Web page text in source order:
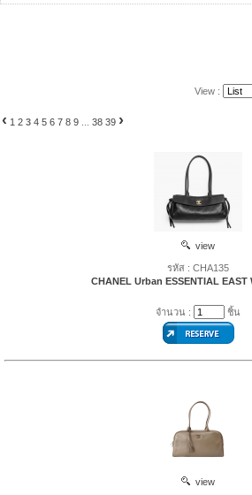
View :
‹ 1 2 3 4 5 6 7 8 9 38 39 ›
view
รหัส : CHA135
CHANEL Urban ESSENTIAL EAST
จำนวน : ชิ้น
view